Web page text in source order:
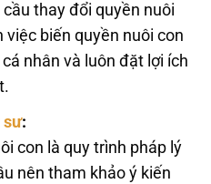
thay đổi quyền nuôi
việc biến quyền nuôi con
nhân và luôn đặt lợi ích
:
con là quy trình pháp lý
nên tham khảo ý kiến